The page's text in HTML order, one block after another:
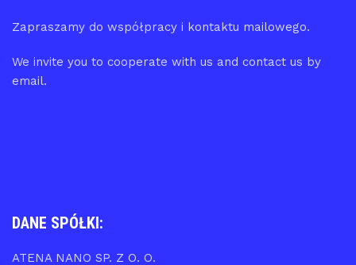
Zapraszamy do współpracy i kontaktu mailowego.
We invite you to cooperate with us and contact us by
email.
DANE SPÓŁKI:
ATENA NANO SP. Z O. O.